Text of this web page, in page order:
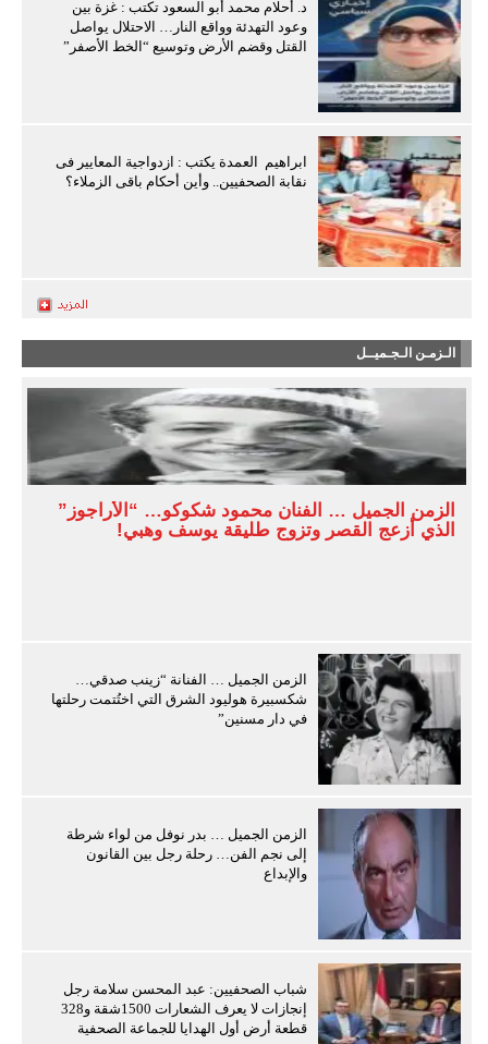
د. أحلام محمد أبو السعود تكتب : غزة بين
وعود التهدئة وواقع النار… الاحتلال يواصل
القتل وقضم الأرض وتوسيع “الخط الأصفر”
ابراهيم العمدة يكتب : ازدواجية المعايير فى
نقابة الصحفيين.. وأين أحكام باقى الزملاء؟
الـزمـن الـجـميــل
الزمن الجميل … الفنان محمود شكوكو… “الأراجوز”
الذي أزعج القصر وتزوج طليقة يوسف وهبي!
الزمن الجميل … الفنانة “زينب صدقي…
شكسبيرة هوليود الشرق التي اختُتمت رحلتها
في دار مسنين”
الزمن الجميل … بدر نوفل من لواء شرطة
إلى نجم الفن… رحلة رجل بين القانون
والإبداع
شباب الصحفيين: عبد المحسن سلامة رجل
إنجازات لا يعرف الشعارات 1500شقة و328
قطعة أرض أول الهدايا للجماعة الصحفية